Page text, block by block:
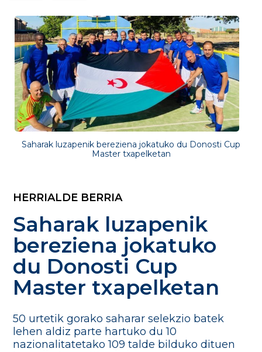
Saharak luzapenik bereziena jokatuko du Donosti Cup
Master txapelketan
HERRIALDE BERRIA
Saharak luzapenik
bereziena jokatuko
du Donosti Cup
Master txapelketan
50 urtetik gorako saharar selekzio batek
lehen aldiz parte hartuko du 10
nazionalitatetako 109 talde bilduko dituen